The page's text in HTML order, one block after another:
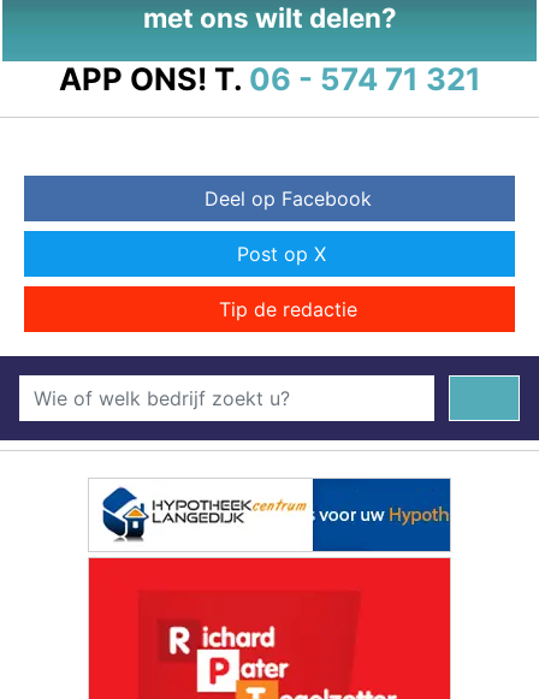
met ons wilt delen?
APP ONS! T. 06 - 574 71 321
Deel op Facebook
Post op X
Tip de redactie